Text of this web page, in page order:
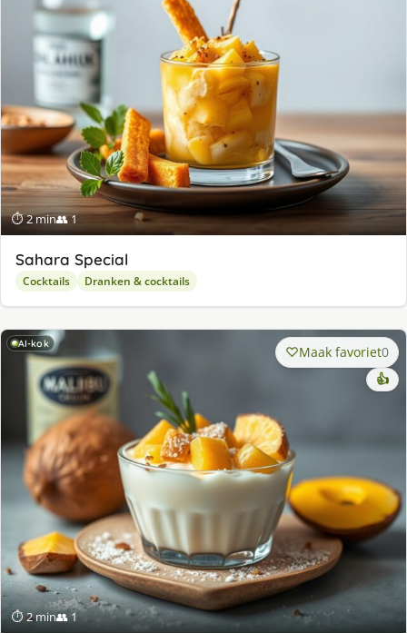
⏱ 2 min👥 1
Sahara Special
Cocktails Dranken & cocktails
AI-kok
⏱ 2 min👥 1
Maak favoriet0
👍